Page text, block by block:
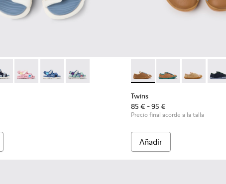
niños.010 - Sandalias de tejido multicolor para niños.
- K800590-011 - Sandalias multicolor de tejido y piel para
Twins - K800590-007
Twins - K800590-006
Twins - K800590-004Twins - K800663-007 -
Twins - K800663-
Twins -
Twins
85 € - 95 €
Precio final acorde a la talla
Añadir